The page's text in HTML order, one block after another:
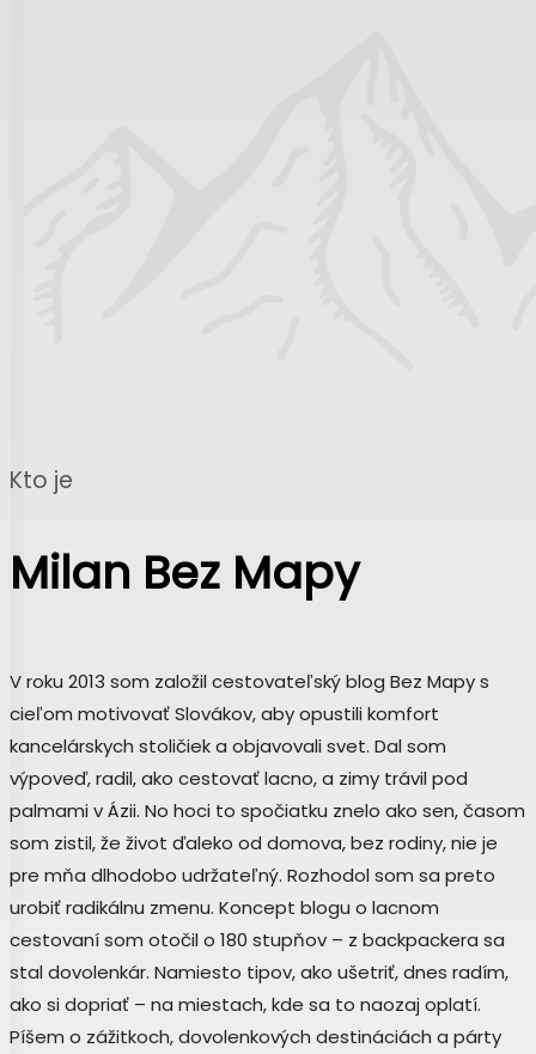
Kto je
Milan Bez Mapy
V roku 2013 som založil cestovateľský blog Bez Mapy s
cieľom motivovať Slovákov, aby opustili komfort
kancelárskych stoličiek a objavovali svet. Dal som
výpoveď, radil, ako cestovať lacno, a zimy trávil pod
palmami v Ázii. No hoci to spočiatku znelo ako sen, časom
som zistil, že život ďaleko od domova, bez rodiny, nie je
pre mňa dlhodobo udržateľný. Rozhodol som sa preto
urobiť radikálnu zmenu. Koncept blogu o lacnom
cestovaní som otočil o 180 stupňov – z backpackera sa
stal dovolenkár. Namiesto tipov, ako ušetriť, dnes radím,
ako si dopriať – na miestach, kde sa to naozaj oplatí.
Píšem o zážitkoch, dovolenkových destináciách a párty